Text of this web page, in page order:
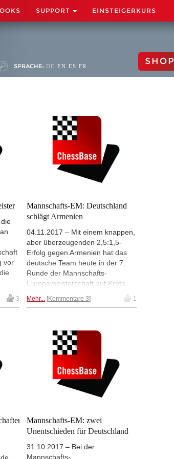
SUPPORT EINSTEIGERKURS
SPRACHE: DE EN ES FR SHOP
vor
3
Mannschafts-EM: Deutschland
schlägt Armenien
04.11.2017 – Mit einem knappen,
aber überzeugenden 2,5:1,5-
Erfolg gegen Armenien hat das
deutsche Team heute in der 7.
Runde der Mannschafts-
Europameisterschaft auf Kreta
erlaubte Liviu-Dieter Nisipeanu
Siegchance, was entsprechend
auch für die Partien von Matthias
Blübaum und Daniel Fridman an
Brett 2 und 3 gelten kann. Den
Sieg stellte Rasmus Svane an
Brett 4 sicher, als er aus einer
zweischneidigen taktischen
hervorging, den er anschließend
sicher verwertete. Zwei Runden
einem ausgezeichneten 6. Platz.
Mehr... Kommentare 3 1
Mannschafts-EM: zwei
Unentschieden für Deutschland
31.10.2017 – Bei der
Mannschafts-